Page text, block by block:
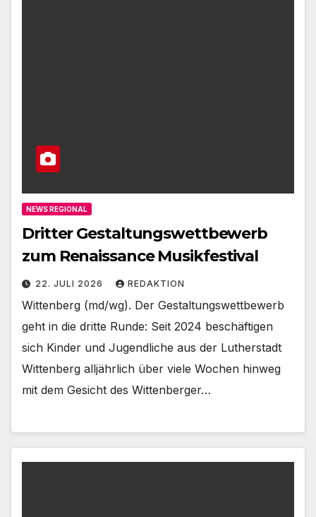
NEWS REGIONAL
Dritter Gestaltungswettbewerb
zum Renaissance Musikfestival
22. JULI 2026 REDAKTION
Wittenberg (md/wg). Der Gestaltungswettbewerb
geht in die dritte Runde: Seit 2024 beschäftigen
sich Kinder und Jugendliche aus der Lutherstadt
Wittenberg alljährlich über viele Wochen hinweg
mit dem Gesicht des Wittenberger…